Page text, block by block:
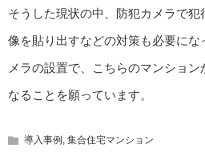
そうした現状の中、防犯カメラで
像を貼り出すなどの対策も必要にな
メラの設置で、こちらのマンション
なることを願っています。
導入事例 , 集合住宅マンション